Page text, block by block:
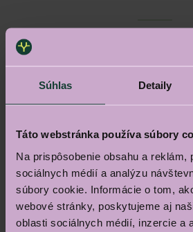
Súhlas Detaily
Táto webstránka používa súbory
Na prispôsobenie obsahu a
sociálnych médií a analýzu
súbory cookie. Informácie o tom,
webové stránky, poskytujeme aj
oblasti sociálnych médií, inzercie a
Začiatok
výstavby
Q4/2026
Dokončenie
hrubej stavby